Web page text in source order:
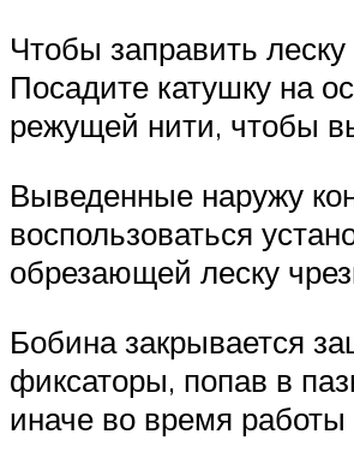
Чтобы заправить
Посадите катушку на
режущей нити, чтобы
Выведенные наружу
воспользоваться
обрезающей леску
Бобина закрывается
фиксаторы, попав в
иначе во время